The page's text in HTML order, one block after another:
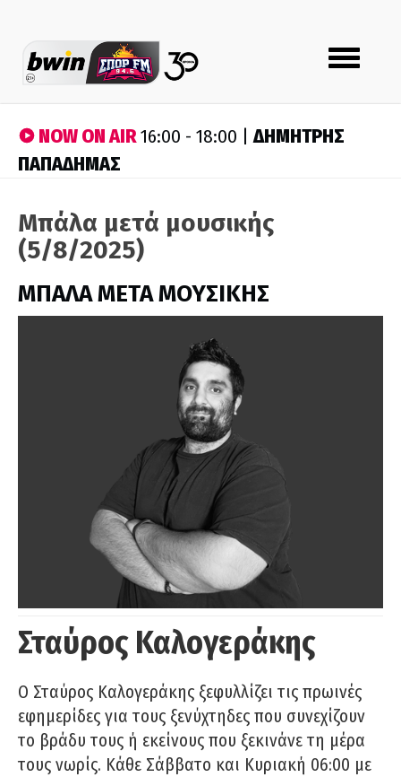
Toggle
navigation
NOW ON AIR16:00 - 18:00 |ΔΗΜΗΤΡΗΣ
ΠΑΠΑΔΗΜΑΣ
Μπάλα μετά μουσικής
(5/8/2025)
ΜΠΑΛΑ ΜΕΤΑ ΜΟΥΣΙΚΗΣ
Σταύρος Καλογεράκης
Ο Σταύρος Καλογεράκης ξεφυλλίζει τις πρωινές
εφημερίδες για τους ξενύχτηδες που συνεχίζουν
το βράδυ τους ή εκείνους που ξεκινάνε τη μέρα
τους νωρίς. Κάθε Σάββατο και Κυριακή 06:00 με